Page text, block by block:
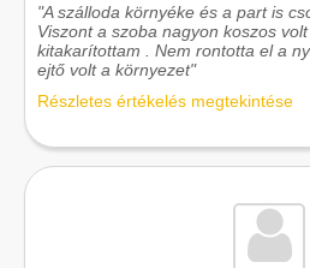
"A szálloda környéke és a part is
Viszont a szoba nagyon koszos
kitakarítottam . Nem rontotta el a
ejtő volt a környezet"
Részletes értékelés megtekintése